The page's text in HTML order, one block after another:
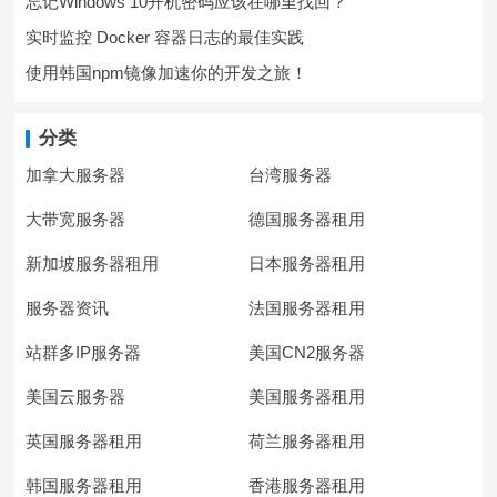
实时监控 Docker 容器日志的最佳实践
使用韩国npm镜像加速你的开发之旅！
分类
加拿大服务器 台湾服务器
大带宽服务器 德国服务器租用
新加坡服务器租用 日本服务器租用
服务器资讯 法国服务器租用
站群多IP服务器 美国CN2服务器
美国云服务器 美国服务器租用
英国服务器租用 荷兰服务器租用
韩国服务器租用 香港服务器租用